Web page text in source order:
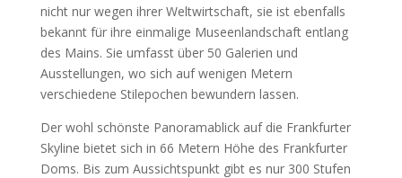
nicht nur wegen ihrer Weltwirtschaft, sie ist ebenfalls
bekannt für ihre einmalige Museenlandschaft entlang
des Mains. Sie umfasst über 50 Galerien und
Ausstellungen, wo sich auf wenigen Metern
verschiedene Stilepochen bewundern lassen.
Der wohl schönste Panoramablick auf die Frankfurter
Skyline bietet sich in 66 Metern Höhe des Frankfurter
Doms. Bis zum Aussichtspunkt gibt es nur 300 Stufen